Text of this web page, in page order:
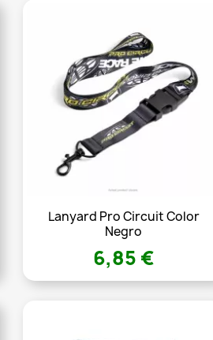
Lanyard Pro Circuit Color
Negro
6,85 €